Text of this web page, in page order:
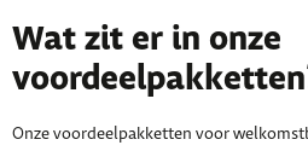
Wat zit er in onze
Onze voordeelpakketten voor